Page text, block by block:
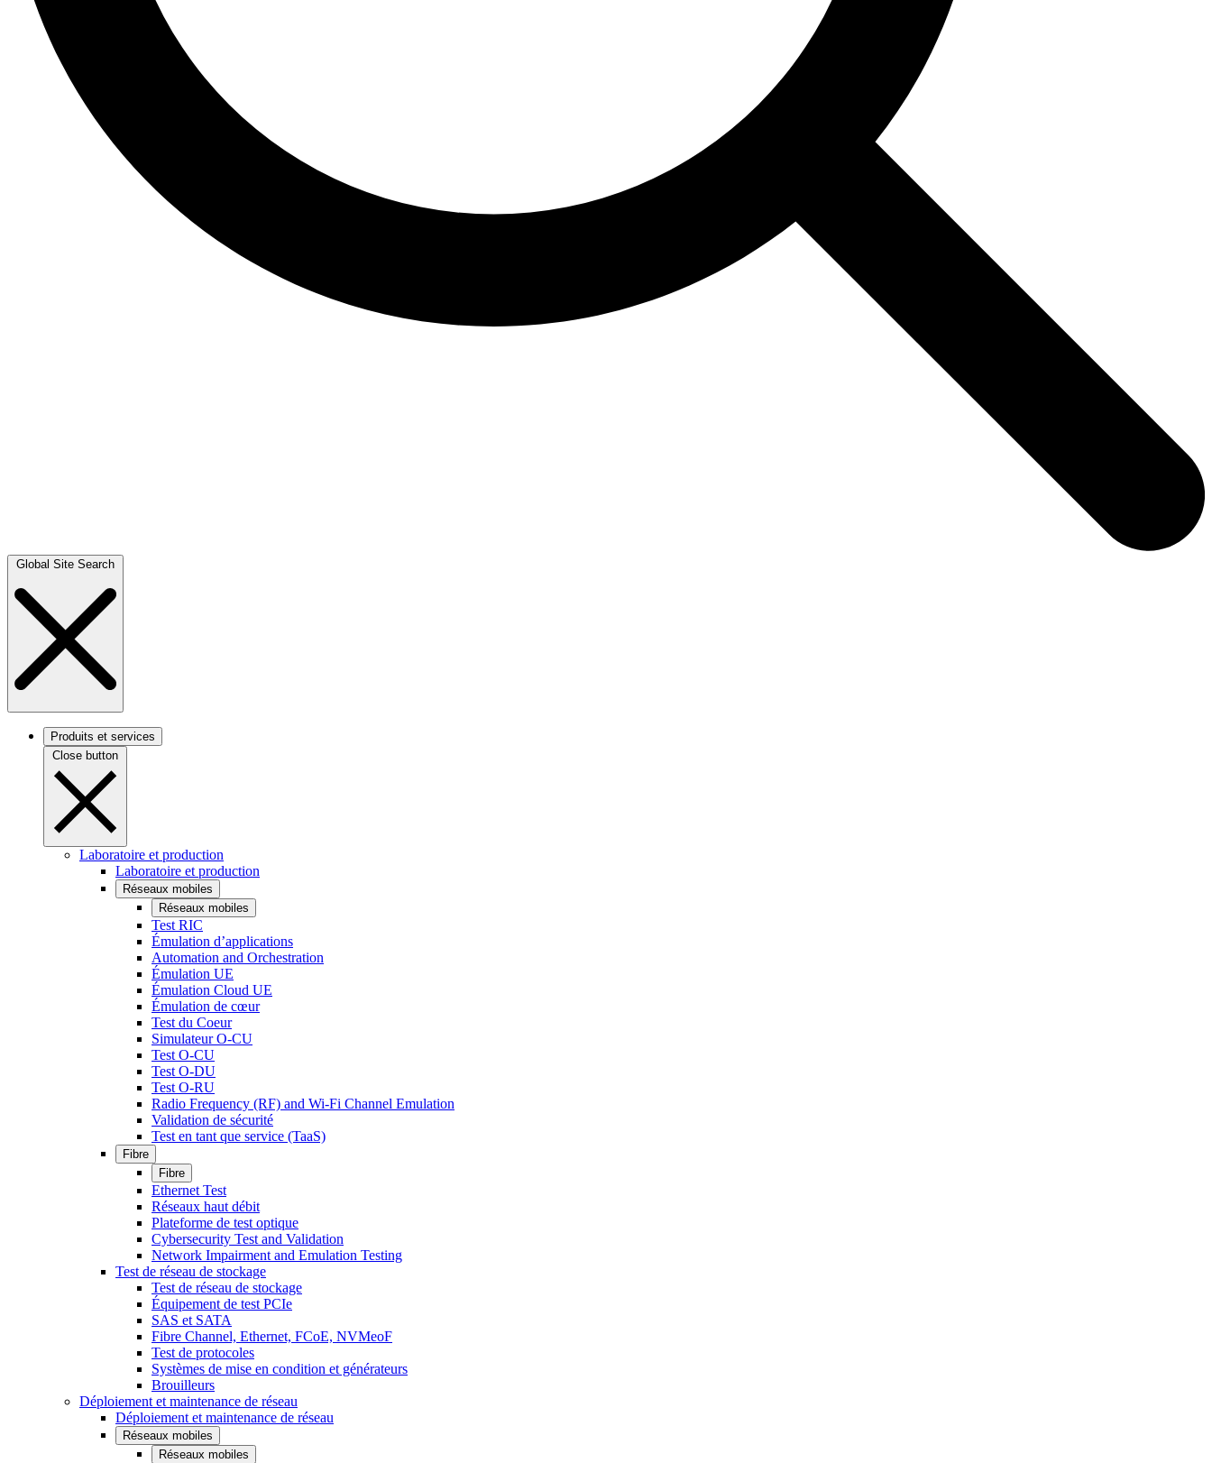
Global Site Search
Produits et services
Close button
Laboratoire et production
Laboratoire et production
Réseaux mobiles
Réseaux mobiles
Test RIC
Émulation d’applications
Automation and Orchestration
Émulation UE
Émulation Cloud UE
Émulation de cœur
Test du Coeur
Simulateur O-CU
Test O-CU
Test O-DU
Test O-RU
Radio Frequency (RF) and Wi-Fi Channel Emulation
Validation de sécurité
Test en tant que service (TaaS)
Fibre
Fibre
Ethernet Test
Réseaux haut débit
Plateforme de test optique
Cybersecurity Test and Validation
Network Impairment and Emulation Testing
Test de réseau de stockage
Test de réseau de stockage
Équipement de test PCIe
SAS et SATA
Fibre Channel, Ethernet, FCoE, NVMeoF
Test de protocoles
Systèmes de mise en condition et générateurs
Brouilleurs
Déploiement et maintenance de réseau
Déploiement et maintenance de réseau
Réseaux mobiles
Réseaux mobiles